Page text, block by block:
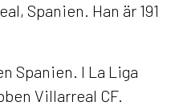
Spanien. Han är 191
Spanien. I La Liga
Villarreal CF.